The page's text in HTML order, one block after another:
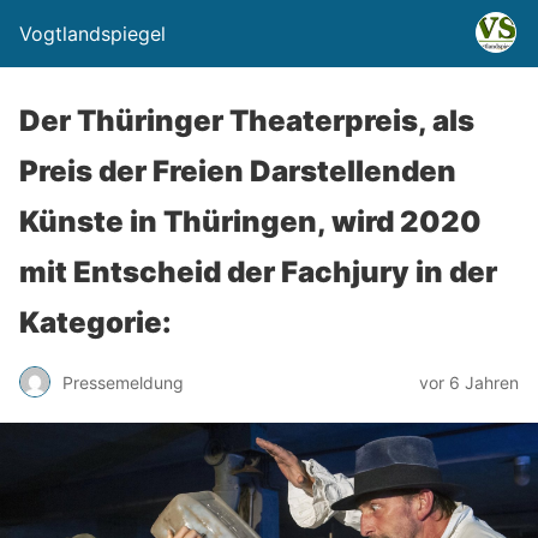
Vogtlandspiegel
Der Thüringer Theaterpreis, als
Preis der Freien Darstellenden
Künste in Thüringen, wird 2020
mit Entscheid der Fachjury in der
Kategorie:
Pressemeldung vor 6 Jahren